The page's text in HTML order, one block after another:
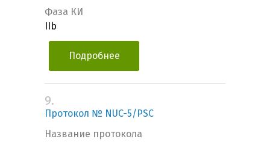
Фаза КИ
IIb
Подробнее
9.
Протокол № NUC-5/PSC
Название протокола